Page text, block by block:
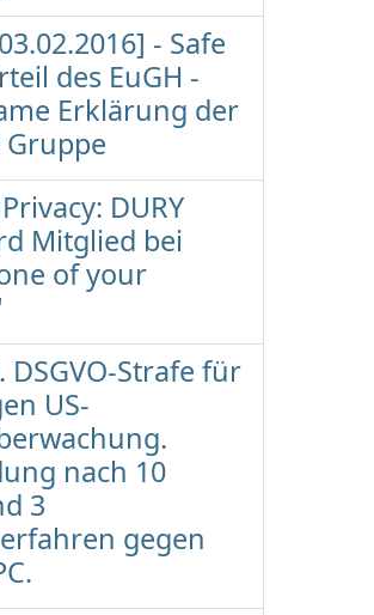
- Safe
des EuGH -
Erklärung der
DURY
Mitglied bei
of your
DSGVO-Strafe für
US-
nach 10
3
gegen